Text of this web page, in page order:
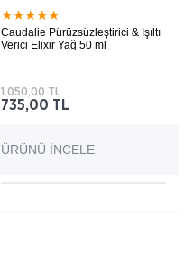
★★★★★
Caudalie Pürüzsüzleştirici & Işıltı
Verici Elixir Yağ 50 ml
735,00 TL
1.050,00 TL
ÜRÜNÜ İNCELE